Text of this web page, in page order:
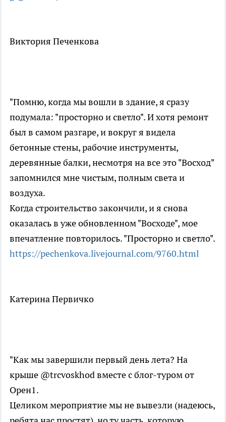
Виктория Печенкова
"Помню, когда мы вошли в здание, я сразу
подумала: "просторно и светло". И хотя ремонт
был в самом разгаре, и вокруг я видела
бетонные стены, рабочие инструменты,
деревянные балки, несмотря на все это "Восход"
запомнился мне чистым, полным света и
воздуха.
Когда строительство закончили, и я снова
оказалась в уже обновленном "Восходе", мое
впечатление повторилось. "Просторно и светло".
https://pechenkova.livejournal.com/9760.html
Катерина Первичко
"Как мы завершили первый день лета? На
крыше @trcvoskhod вместе с блог-туром от
Орен1.
Целиком мероприятие мы не вывезли (надеюсь,